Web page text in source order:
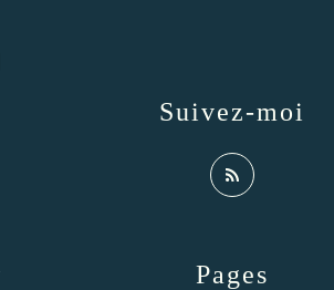
Pages
Suivez-moi